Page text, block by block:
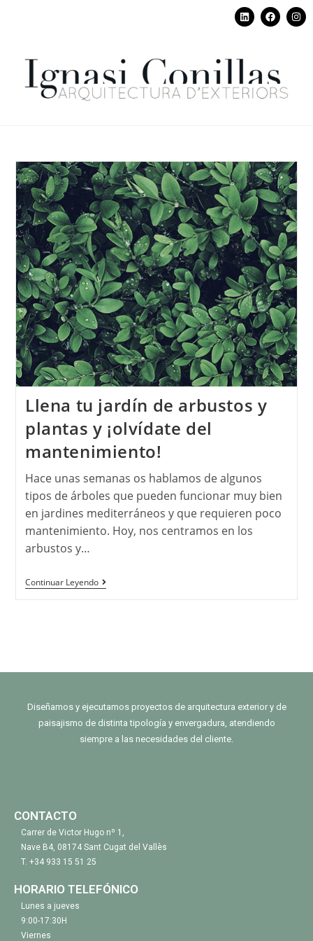
Llena tu jardín de arbustos y
plantas y ¡olvídate del
mantenimiento!
Hace unas semanas os hablamos de algunos
tipos de árboles que pueden funcionar muy bien
en jardines mediterráneos y que requieren poco
mantenimiento. Hoy, nos centramos en los
arbustos y…
Continuar Leyendo
Diseñamos y ejecutamos proyectos de arquitectura exterior y de
paisajismo de distinta tipología y envergadura, atendiendo
siempre a las necesidades del cliente.
CONTACTO
Carrer de Victor Hugo nº 1,
Nave B4, 08174 Sant Cugat del Vallès
T. +34 933 15 51 25
HORARIO TELEFÓNICO
Lunes a jueves
9:00-17:30H
Viernes